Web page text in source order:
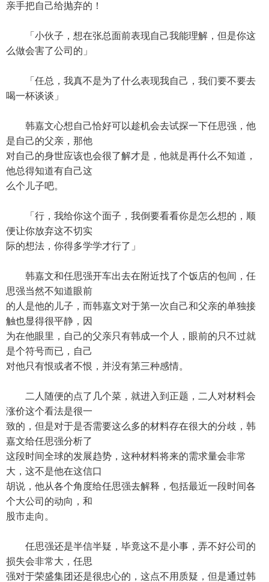
亲手把自己给抛弃的！
「小伙子，想在张总面前表现自己我能理解，但是你这
么做会害了公司的」
「任总，我真不是为了什么表现我自己，我们要不要去
喝一杯谈谈」
韩嘉文心想自己恰好可以趁机会去试探一下任思强，他
是自己的父亲，那他
对自己的身世应该也会很了解才是，他就是再什么不知道，
他总得知道有自己这
么个儿子吧。
「行，我给你这个面子，我倒要看看你是怎么想的，顺
便让你放弃这不切实
际的想法，你得多学学才行了」
韩嘉文和任思强开车出去在附近找了个饭店的包间，任
思强当然不知道眼前
的人是他的儿子，而韩嘉文对于第一次自己和父亲的单独接
触也显得很平静，因
为在他眼里，自己的父亲只有韩成一个人，眼前的只不过就
是个符号而已，自己
对他只有恨或者不恨，并没有第三种感情。
二人随便的点了几个菜，就进入到正题，二人对材料会
涨价这个看法是很一
致的，但是对于是否需要这么多的材料存在很大的分歧，韩
嘉文给任思强分析了
这段时间全球的发展趋势，这种材料将来的需求量会非常
大，这不是他在这信口
胡说，他从各个角度给任思强去解释，包括最近一段时间各
个大公司的动向，和
股市走向。
任思强还是半信半疑，毕竟这不是小事，弄不好公司的
损失会非常大，任思
强对于荣盛集团还是很忠心的，这点不用质疑，但是通过韩